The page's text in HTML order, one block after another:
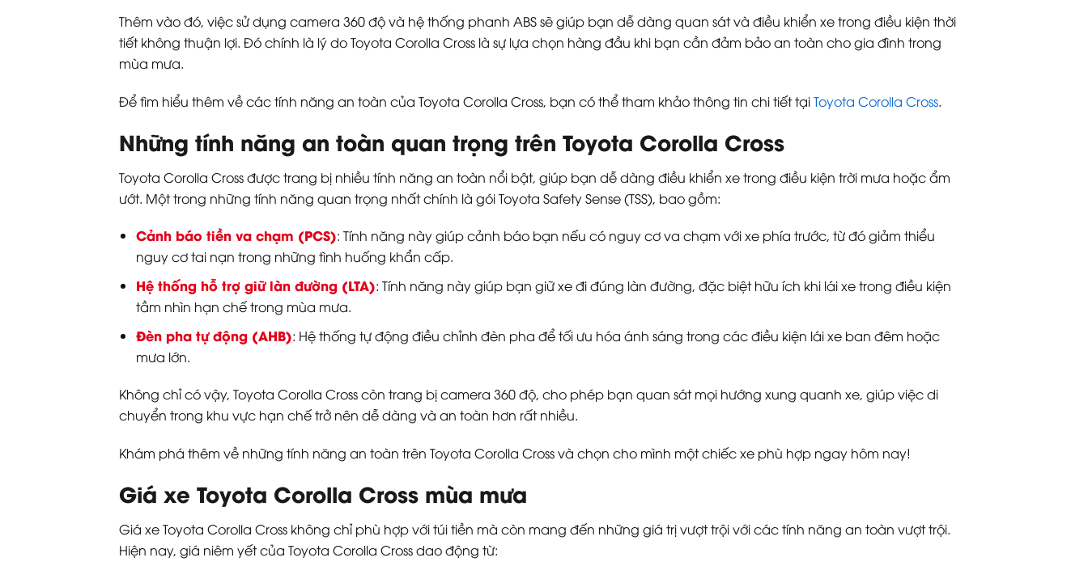
Thêm vào đó, việc sử dụng camera 360 độ và hệ thống phanh ABS sẽ giúp bạn dễ dàng quan sát và điều khiển xe trong điều kiện thời
tiết không thuận lợi. Đó chính là lý do Toyota Corolla Cross là sự lựa chọn hàng đầu khi bạn cần đảm bảo an toàn cho gia đình trong
mùa mưa.
Để tìm hiểu thêm về các tính năng an toàn của Toyota Corolla Cross, bạn có thể tham khảo thông tin chi tiết tạiToyota Corolla Cross.
Những tính năng an toàn quan trọng trên Toyota Corolla Cross
Toyota Corolla Cross được trang bị nhiều tính năng an toàn nổi bật, giúp bạn dễ dàng điều khiển xe trong điều kiện trời mưa hoặc ẩm
ướt. Một trong những tính năng quan trọng nhất chính là gói Toyota Safety Sense (TSS), bao gồm:
Cảnh báo tiền va chạm (PCS): Tính năng này giúp cảnh báo bạn nếu có nguy cơ va chạm với xe phía trước, từ đó giảm thiểu
nguy cơ tai nạn trong những tình huống khẩn cấp.
Hệ thống hỗ trợ giữ làn đường (LTA): Tính năng này giúp bạn giữ xe đi đúng làn đường, đặc biệt hữu ích khi lái xe trong điều kiện
tầm nhìn hạn chế trong mùa mưa.
Đèn pha tự động (AHB): Hệ thống tự động điều chỉnh đèn pha để tối ưu hóa ánh sáng trong các điều kiện lái xe ban đêm hoặc
mưa lớn.
Không chỉ có vậy, Toyota Corolla Cross còn trang bị camera 360 độ, cho phép bạn quan sát mọi hướng xung quanh xe, giúp việc di
chuyển trong khu vực hạn chế trở nên dễ dàng và an toàn hơn rất nhiều.
Khám phá thêm về những tính năng an toàn trên Toyota Corolla Cross và chọn cho mình một chiếc xe phù hợp ngay hôm nay!
Giá xe Toyota Corolla Cross mùa mưa
Giá xe Toyota Corolla Cross không chỉ phù hợp với túi tiền mà còn mang đến những giá trị vượt trội với các tính năng an toàn vượt trội.
Hiện nay, giá niêm yết của Toyota Corolla Cross dao động từ: